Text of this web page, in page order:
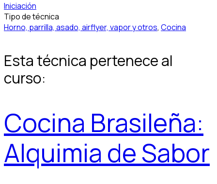
Iniciación
Tipo de técnica
Horno, parrilla, asado, airflyer, vapor y otros, Cocina
Esta técnica pertenece al
curso:
Cocina Brasileña:
Alquimia de Sabor